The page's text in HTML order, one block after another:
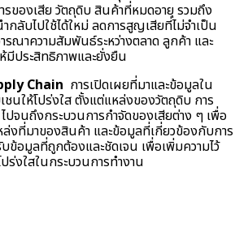
รของเสีย วัตถุดิบ สินค้าที่หมดอายุ รวมถึง
กลับไปใช้ได้ใหม่ ลดการสูญเสียที่ไม่จำเป็น
ณาความสัมพันธ์ระหว่างตลาด ลูกค้า และ
มีประสิทธิภาพและยั่งยืน
Chain การเปิดเผยที่มาและข้อมูลใน
ชนให้โปร่งใส ตั้งแต่แหล่งของวัตถุดิบ การ
ปจนถึงกระบวนการกำจัดของเสียต่าง ๆ เพื่อ
งที่มาของสินค้า และข้อมูลที่เกี่ยวข้องกับการ
ข้อมูลที่ถูกต้องและชัดเจน เพื่อเพิ่มความไว้
ปร่งใสในกระบวนการทำงาน